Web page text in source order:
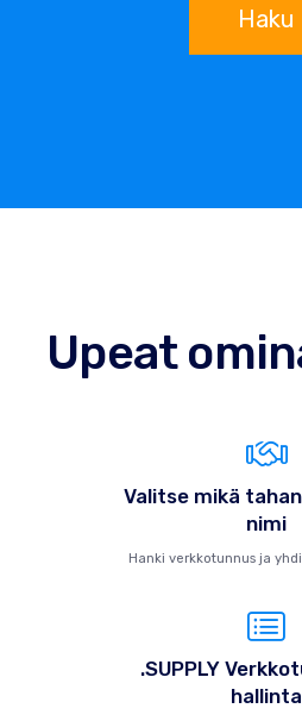
Haku
Upeat
Valitse mikä
nimi
Hanki verkkotunnus ja
.SUPPLY
hallinta